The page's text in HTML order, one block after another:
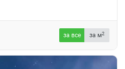
за все за м2